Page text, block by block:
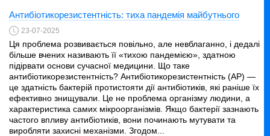
Антибіотикорезистентність: тиха пандемія майбутнього
23-07-2025
Ця проблема розвивається повільно, але невблаганно, і дедалі
більше вчених називають її «тихою пандемією», здатною
підірвати основи сучасної медицини. Що таке
антибіотикорезистентність? Антибіотикорезистентність (АР) —
це здатність бактерій протистояти дії антибіотиків, які раніше їх
ефективно знищували. Це не проблема організму людини, а
характеристика самих мікроорганізмів. Якщо бактерії зазнають
частого впливу антибіотиків, вони починають мутувати та
виробляти захисні механізми. Згодом...